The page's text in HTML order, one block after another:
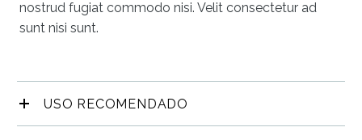
nostrud fugiat commodo nisi. Velit consectetur ad
sunt nisi sunt.
USO RECOMENDADO